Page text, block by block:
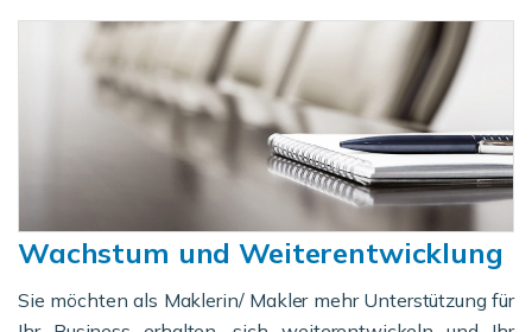
Wachstum und Weiterentwicklung
Sie möchten als Maklerin/ Makler mehr Unterstützung für